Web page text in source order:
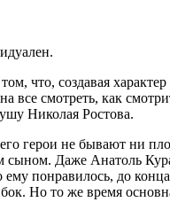
что, создавая
на все смотреть, как
Николая Ростова.
герои не бывают ни
Даже Анатоль
понравилось, до
Но то же время